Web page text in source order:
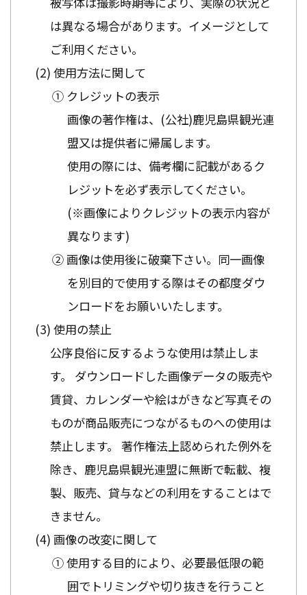
は異なる場合があります。イメージとして
ご利用ください。
使用方法に関して
① クレジットの表示
画像の著作権は、(公社)鹿児島県観光連
盟又は提供者に帰属します。
使用の際には、備考欄に記載があるク
レジットを必ず表示してください。
(※画像によりクレジットの表示内容が
異なります)
② 画像は使用後に破棄下さい。同一画像
を別目的で使用する際はその都度ダウ
ンロードをお願いいたします。
使用の禁止
公序良俗に反するような使用は禁止しま
す。 ダウンロードした画像データの販売や
賃貸、カレンダーや絵はがきなど写真その
ものが商品販売につながるものへの使用は
禁止します。 著作権法上認められた例外を
除き、鹿児島県観光連盟に無断で転載、複
製、販売、貸与などの利用をすることはで
きません。
画像の改変に関して
① 使用する目的により、必要最低限の範
囲でトリミングや切り抜きを行うこと